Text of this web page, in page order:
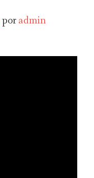
poradmin